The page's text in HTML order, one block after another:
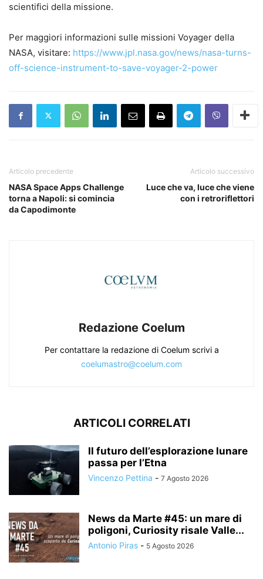
scientifici della missione.
Per maggiori informazioni sulle missioni Voyager della
NASA, visitare: https://www.jpl.nasa.gov/news/nasa-turns-
off-science-instrument-to-save-voyager-2-power
Articolo precedente
NASA Space Apps Challenge
torna a Napoli: si comincia
da Capodimonte
Articolo successivo
Luce che va, luce che viene
con i retroriflettori
Redazione Coelum
Per contattare la redazione di Coelum scrivi a
coelumastro@coelum.com
ARTICOLI CORRELATI
Il futuro dell’esplorazione lunare
passa per l’Etna
Vincenzo Pettina - 7 Agosto 2026
News da Marte #45: un mare di
poligoni, Curiosity risale Valle...
Antonio Piras - 5 Agosto 2026